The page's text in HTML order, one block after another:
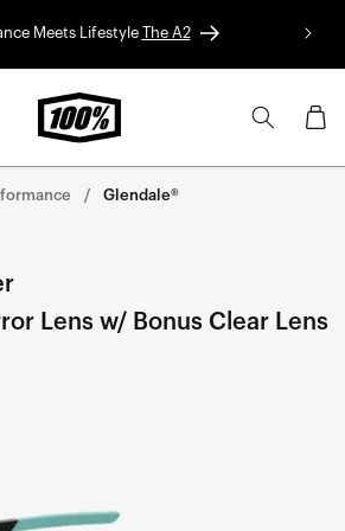
Meets Lifestyle The A2
Panier
Glendale®
Lens w/ Bonus Clear Lens